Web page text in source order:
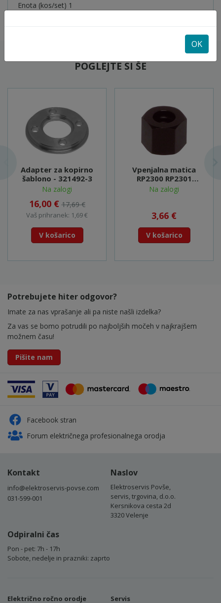
Enota (kos/set) 1
POGLEJTE SI ŠE
Adapter za kopirno
šablono - 321492-3
Na zalogi
16,00 €17,69 €
Vaš prihranek: 1,69 €
V košarico
Vpenjalna matica
RP2300 RP2301
RP1800 - 763629-0
Na zalogi
3,66 €
V košarico
Potrebujete hiter odgovor?
Imate za nas vprašanje ali pa niste našli izdelka?
Za vas se bomo potrudili po najboljših močeh v najkrajšem
možnem času!
Pišite nam
Facebook stran
Forum električnega profesionalnega orodja
Kontakt
info@elektroservis-povse.com
031-599-001
Naslov
Elektroservis Povše,
servis, trgovina, d.o.o.
Kersnikova cesta 2d
3320 Velenje
Odpiralni čas
Pon - pet: 7h - 17h
Sobote, nedelje in prazniki: zaprto
Električno ročno orodje Servis
OK